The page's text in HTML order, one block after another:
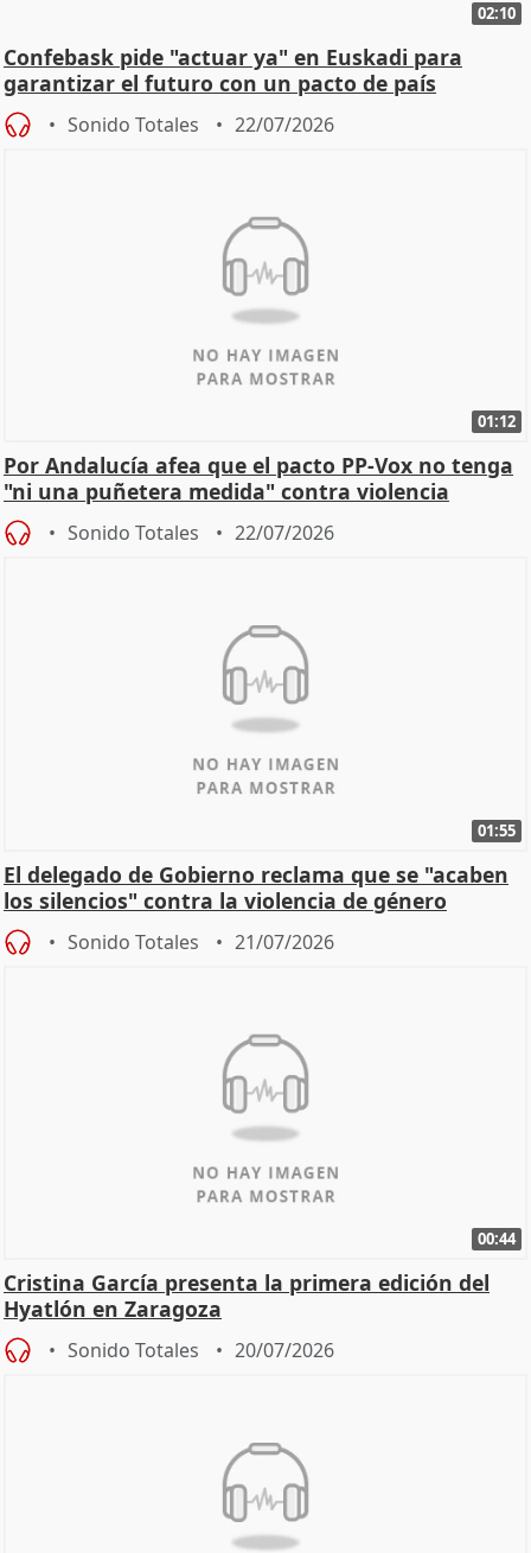
02:10
Confebask pide "actuar ya" en Euskadi para
garantizar el futuro con un pacto de país
Sonido Totales 22/07/2026
01:12
Por Andalucía afea que el pacto PP-Vox no tenga
"ni una puñetera medida" contra violencia
machista
Sonido Totales 22/07/2026
01:55
El delegado de Gobierno reclama que se "acaben
los silencios" contra la violencia de género
Sonido Totales 21/07/2026
00:44
Cristina García presenta la primera edición del
Hyatlón en Zaragoza
Sonido Totales 20/07/2026